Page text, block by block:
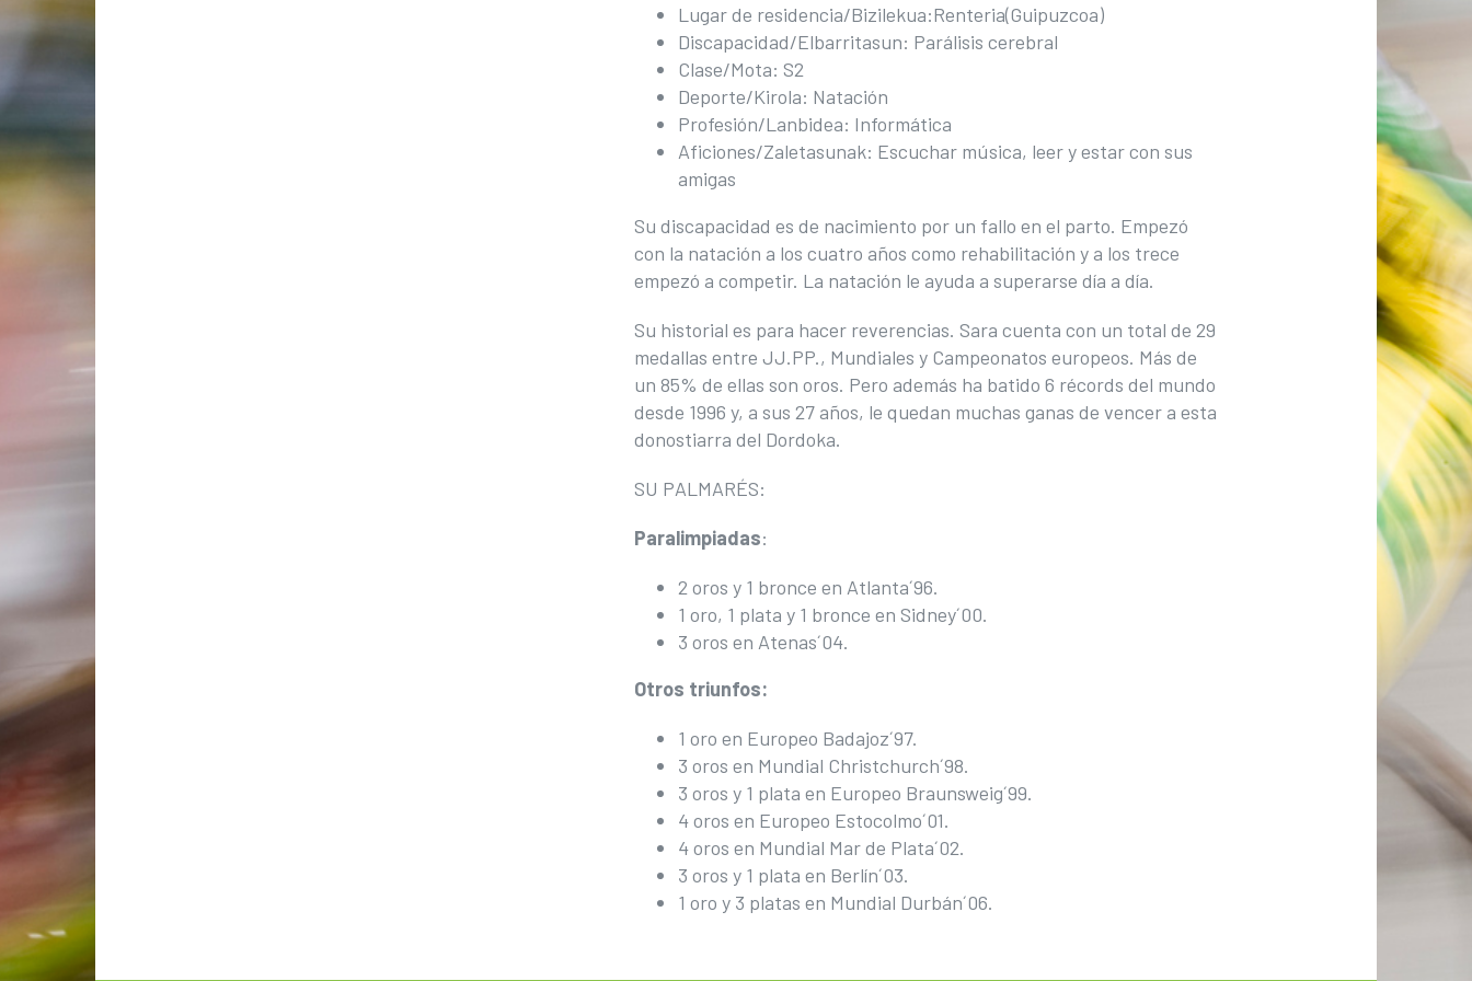
Lugar de residencia/Bizilekua:Renteria(Guipuzcoa)
Discapacidad/Elbarritasun: Parálisis cerebral
Clase/Mota: S2
Deporte/Kirola: Natación
Profesión/Lanbidea: Informática
Aficiones/Zaletasunak: Escuchar música, leer y estar con sus
amigas
​Su discapacidad es de nacimiento por un fallo en el parto. Empezó
con la natación a los cuatro años como rehabilitación y a los trece
empezó a competir. La natación le ayuda a superarse día a día.
Su historial es para hacer reverencias. Sara cuenta con un total de 29
medallas entre JJ.PP., Mundiales y Campeonatos europeos. Más de
un 85% de ellas son oros. Pero además ha batido 6 récords del mundo
desde 1996 y, a sus 27 años, le quedan muchas ganas de vencer a esta
donostiarra del Dordoka.
SU PALMARÉS:
Paralimpiadas:
2 oros y 1 bronce en Atlanta´96.
1 oro, 1 plata y 1 bronce en Sidney´00.
3 oros en Atenas´04.
Otros triunfos:
1 oro en Europeo Badajoz´97.
3 oros en Mundial Christchurch´98.
3 oros y 1 plata en Europeo Braunsweig´99.
4 oros en Europeo Estocolmo´01.
4 oros en Mundial Mar de Plata´02.
3 oros y 1 plata en Berlín´03.
1 oro y 3 platas en Mundial Durbán´06.